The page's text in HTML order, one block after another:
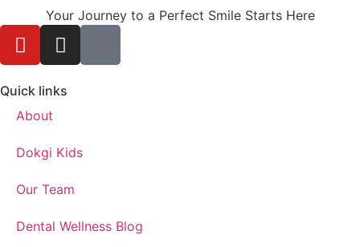
Your Journey to a Perfect Smile Starts Here
Quick links
About
Dokgi Kids
Our Team
Dental Wellness Blog